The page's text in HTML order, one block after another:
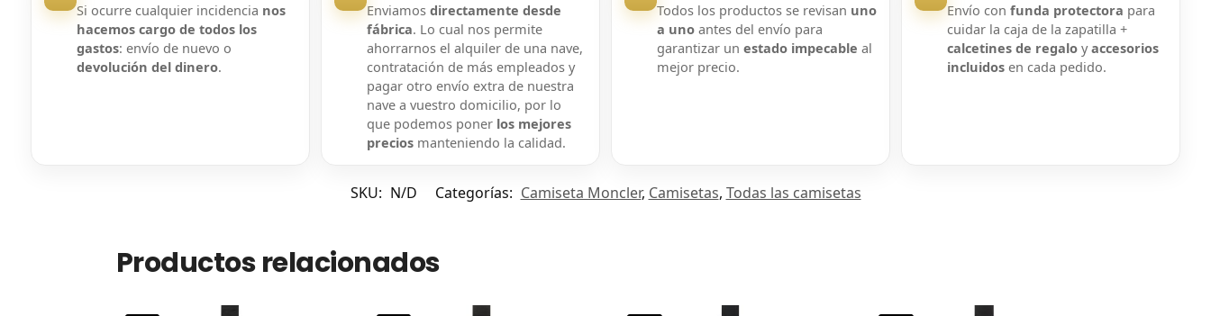
Si ocurre cualquier incidencia nos
hacemos cargo de todos los
gastos: envío de nuevo o
devolución del dinero.
Enviamos directamente desde
fábrica. Lo cual nos permite
ahorrarnos el alquiler de una nave,
contratación de más empleados y
pagar otro envío extra de nuestra
nave a vuestro domicilio, por lo
que podemos poner los mejores
preciosmanteniendo la calidad.
Todos los productos se revisan uno
a unoantes del envío para
garantizar un estado impecable al
mejor precio.
Envío confunda protectora para
cuidar la caja de la zapatilla +
calcetines de regalo yaccesorios
incluidos en cada pedido.
SKU: N/D Categorías: Camiseta Moncler, Camisetas, Todas las camisetas
Productos relacionados